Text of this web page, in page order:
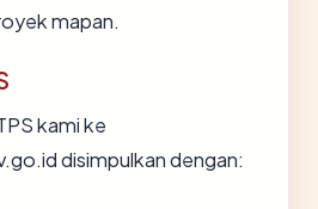
mapan.
kami ke
disimpulkan dengan: